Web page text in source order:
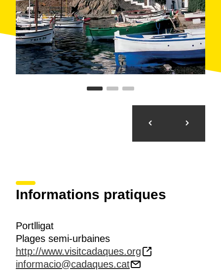
Visite virtuelle
Informations pratiques
Portlligat
Plages semi-urbaines
http://www.visitcadaques.org
informacio@cadaques.cat